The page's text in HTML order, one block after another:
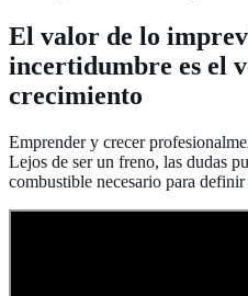
El valor de lo
incertidumbre es el
crecimiento
Emprender y crecer
Lejos de ser un freno, las dudas
combustible necesario para